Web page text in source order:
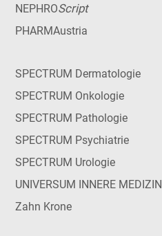
NEPHROScript
PHARMAustria
SPECTRUM Dermatologie
SPECTRUM Onkologie
SPECTRUM Pathologie
SPECTRUM Psychiatrie
SPECTRUM Urologie
UNIVERSUM INNERE MEDIZIN
Zahn Krone